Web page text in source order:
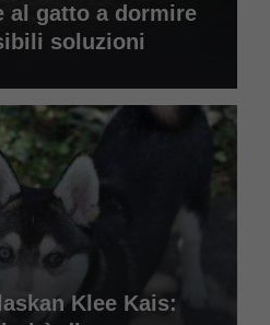
al gatto a dormire
soluzioni
Klee Kais: